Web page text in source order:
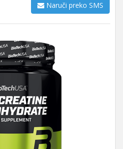
Naruči preko SMS